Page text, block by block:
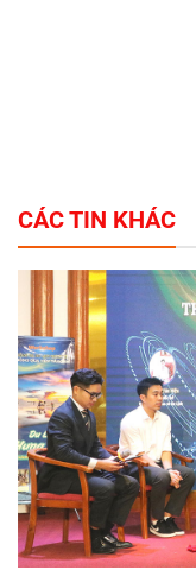
CÁC TIN KHÁC